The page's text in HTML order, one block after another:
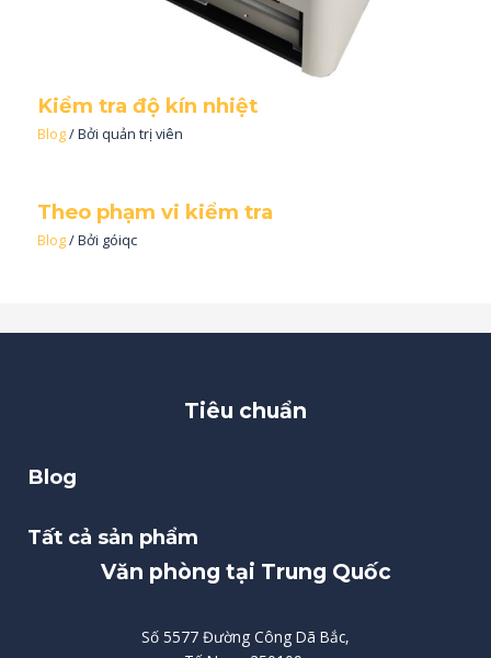
Kiểm tra độ kín nhiệt
Blog/ Bởi quản trị viên
Theo phạm vi kiểm tra
Blog/ Bởi góiqc
Tiêu chuẩn
Blog
Tất cả sản phẩm
Văn phòng tại Trung Quốc
Số 5577 Đường Công Dã Bắc,